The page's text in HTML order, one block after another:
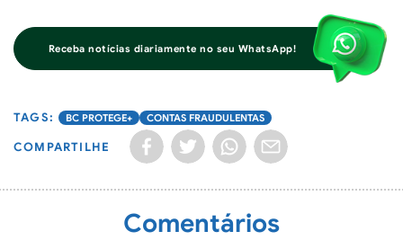
Receba notícias diariamente no seu WhatsApp!
BC PROTEGE+ CONTAS FRAUDULENTAS
COMPARTILHE
Comentários